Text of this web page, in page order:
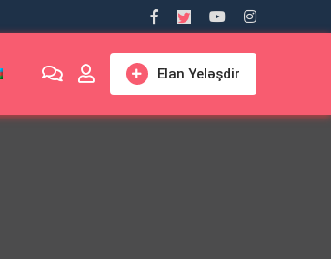
Elan Yeləşdir